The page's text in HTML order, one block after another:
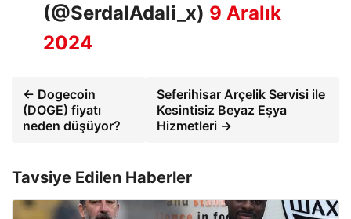
(@SerdalAdali_x) 9 Aralık
2024
← Dogecoin
(DOGE) fiyatı
neden düşüyor?
Seferihisar Arçelik Servisi ile
Kesintisiz Beyaz Eşya
Hizmetleri →
Tavsiye Edilen Haberler